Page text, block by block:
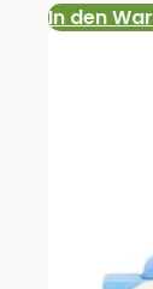
In den